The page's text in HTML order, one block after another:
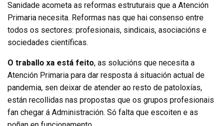
Sanidade acometa as reformas estruturais que a Atención
Primaria necesita. Reformas nas que hai consenso entre
todos os sectores: profesionais, sindicais, asociacións e
sociedades científicas.
O traballo xa está feito, as solucións que necesita a
Atención Primaria para dar resposta á situación actual de
pandemia, sen deixar de atender ao resto de patoloxías,
están recollidas nas propostas que os grupos profesionais
fan chegar á Administración. Só falta que escoiten e as